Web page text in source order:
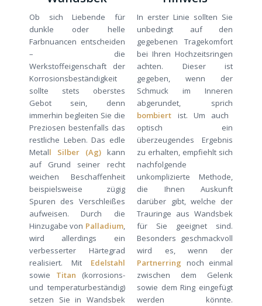
Ob sich Liebende für
dunkle oder helle
Farbnuancen entscheiden
– die
Werkstoffeigenschaft der
Korrosionsbeständigkeit
sollte stets oberstes
Gebot sein, denn
immerhin begleiten Sie die
Preziosen bestenfalls das
restliche Leben. Das edle
Metall Silber (Ag)kann
auf Grund seiner recht
weichen Beschaffenheit
beispielsweise zügig
Spuren des Verschleißes
aufweisen. Durch die
Hinzugabe von Palladium,
wird allerdings ein
verbesserter Härtegrad
realisiert. Mit Edelstahl
sowie Titan (korrosions-
und temperaturbeständig)
setzen Sie in Wandsbek
In erster Linie sollten Sie
unbedingt auf den
gegebenen Tragekomfort
bei Ihren Hochzeitsringen
achten. Dieser ist
gegeben, wenn der
Schmuck im Inneren
abgerundet, sprich
bombiert ist. Um auch
optisch ein
überzeugendes Ergebnis
zu erhalten, empfiehlt sich
nachfolgende
unkomplizierte Methode,
die Ihnen Auskunft
darüber gibt, welche der
Trauringe aus Wandsbek
für Sie geeignet sind.
Besonders geschmackvoll
wird es, wenn der
Partnerring noch einmal
zwischen dem Gelenk
sowie dem Ring eingefügt
werden könnte.